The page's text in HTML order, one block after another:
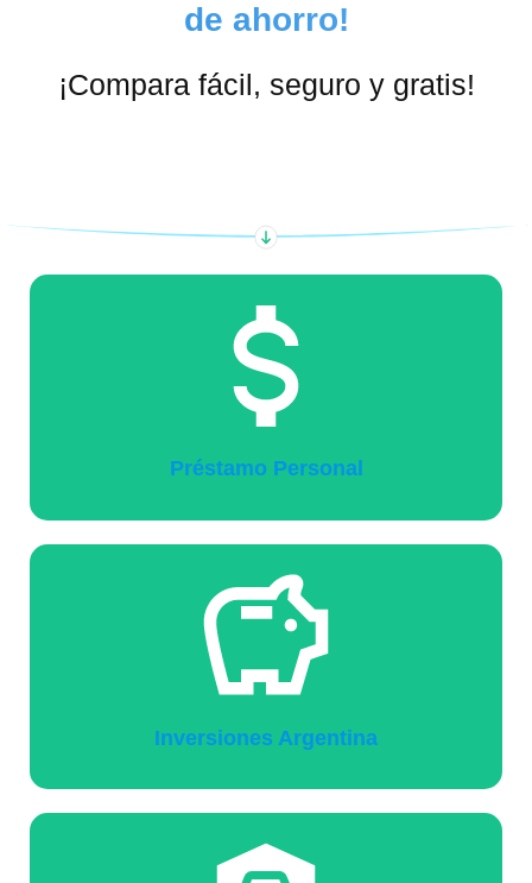
de ahorro!
¡Compara fácil, seguro y gratis!
Préstamo Personal
Inversiones Argentina